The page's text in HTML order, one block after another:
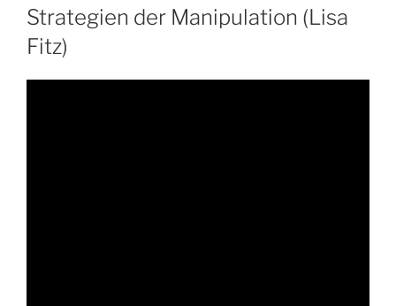
AM
Strategien der Manipulation (Lisa
Fitz)